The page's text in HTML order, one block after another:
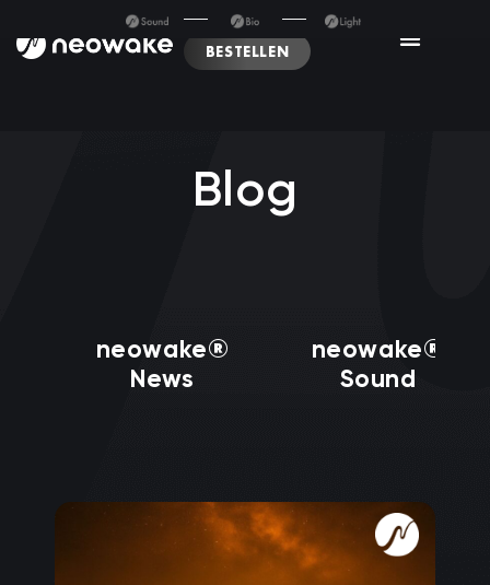
BESTELLEN
Blog
neowake®
News
neowake®
Sound